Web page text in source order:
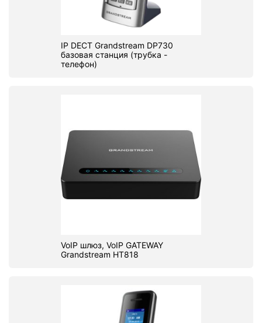
IP DECT Grandstream DP730
базовая станция (трубка -
телефон)
VoIP шлюз, VoIP GATEWAY
Grandstream HT818